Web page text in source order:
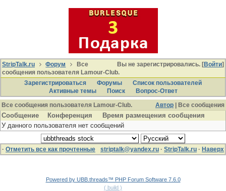
Вы не зарегистрировались. [Войти]
StripTalk.ru Форум
Все
сообщения пользователя Lamour-Club.
Зарегистрироваться
Форумы
Список пользователей
Активные темы
Поиcк
Вопрос-Ответ
Автор | Все сообщения
Все сообщения пользователя Lamour-Club.
Сообщение Конференция
Время размещения сообщения
У данного пользователя нет сообщений
· Отметить все как прочтенные striptalk@yandex.ru · StripTalk.ru · Наверх
Powered by UBB.threads™ PHP Forum Software 7.6.0
( build )